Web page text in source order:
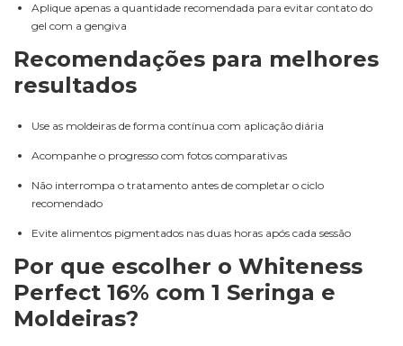
Aplique apenas a quantidade recomendada para evitar contato do
gel com a gengiva
Recomendações para melhores
resultados
Use as moldeiras de forma contínua com aplicação diária
Acompanhe o progresso com fotos comparativas
Não interrompa o tratamento antes de completar o ciclo
recomendado
Evite alimentos pigmentados nas duas horas após cada sessão
Por que escolher o Whiteness
Perfect 16% com 1 Seringa e
Moldeiras?